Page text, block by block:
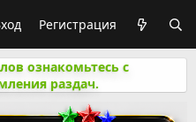
Регистрация
ознакомьтесь с
раздач.